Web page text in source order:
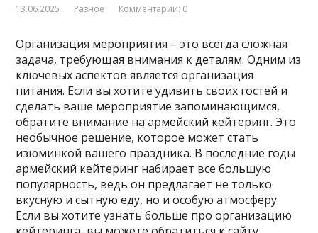
13.06.2025 Разное Комментарии: 0
Организация мероприятия – это всегда сложная
задача, требующая внимания к деталям. Одним из
ключевых аспектов является организация
питания. Если вы хотите удивить своих гостей и
сделать ваше мероприятие запоминающимся,
обратите внимание на армейский кейтеринг. Это
необычное решение, которое может стать
изюминкой вашего праздника. В последние годы
армейский кейтеринг набирает все большую
популярность, ведь он предлагает не только
вкусную и сытную еду, но и особую атмосферу.
Если вы хотите узнать больше про организацию